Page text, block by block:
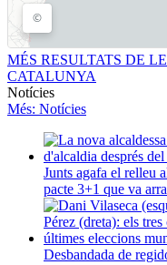
MÉS RESULTATS DE
CATALUNYA
Notícies
Més: Notícies
Junts agafa el relleu
pacte 3+1 que va
Desbandada de